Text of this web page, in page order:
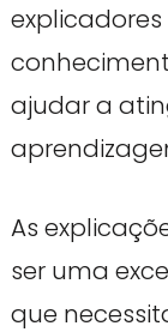
ajudar a
As
ser uma
que